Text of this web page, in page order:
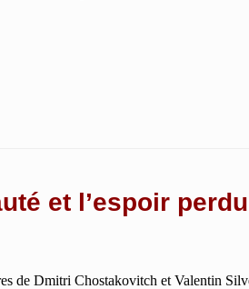
et l’espoir
de Dmitri Chostakovitch et Valentin